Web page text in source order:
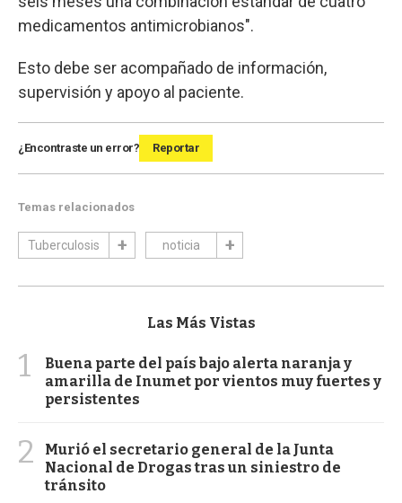
medicamentos antimicrobianos".
Esto debe ser acompañado de información,
supervisión y apoyo al paciente.
¿Encontraste un error? Reportar
Temas relacionados
Tuberculosis noticia
Las Más Vistas
1
Buena parte del país bajo alerta naranja y
amarilla de Inumet por vientos muy fuertes y
persistentes
2
Murió el secretario general de la Junta
Nacional de Drogas tras un siniestro de
tránsito